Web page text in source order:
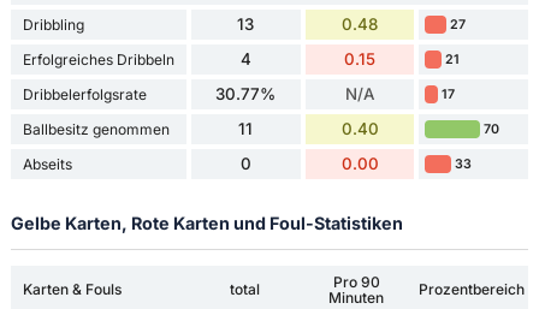
Dribbling 13 0.48 27
Erfolgreiches Dribbeln 4 0.15 21
Dribbelerfolgsrate 30.77% N/A 17
Ballbesitz genommen 11 0.40 70
Abseits 0 0.00 33
Gelbe Karten, Rote Karten und Foul-Statistiken
Karten & Fouls total
Pro 90
Minuten
Prozentbereich